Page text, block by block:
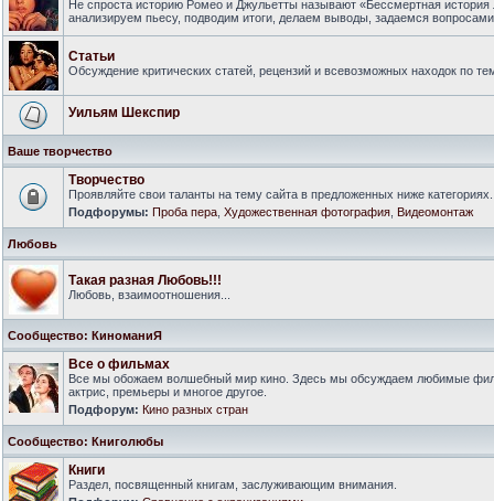
Не спроста историю Ромео и Джульетты называют «Бессмертная
анализируем пьесу, подводим итоги, делаем выводы, задаемся
Статьи
Обсуждение критических статей, рецензий и всевозможных находок по
Уильям Шекспир
Ваше творчество
Творчество
Проявляйте свои таланты на тему сайта в предложенных ниже категориях.
Подфорумы: Проба пера Художественная фотография Видеомонтаж
Любовь
Такая разная Любовь!!!
Любовь, взаимоотношения...
Сообщество: КиноманиЯ
Все о фильмах
Все мы обожаем волшебный мир кино. Здесь мы обсуждаем любимые
актрис, премьеры и многое другое.
Подфорум: Кино разных стран
Сообщество: Книголюбы
Книги
Раздел, посвященный книгам, заслуживающим внимания.